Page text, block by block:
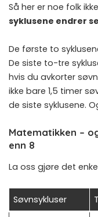
Så her er noe folk
syklusene endrer
De første to
De siste to-tre
hvis du avkorter
ikke bare 1,5 timer
de siste syklusene.
Matematikken –
enn 8
La oss gjøre det
Søvnsykluser